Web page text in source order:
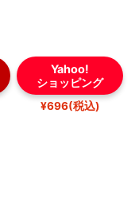
Yahoo!
ショッピング
¥696(税込)